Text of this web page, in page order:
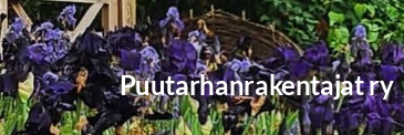
Siirry
sivun
sisältöön
Puutarhanrakentajat ry